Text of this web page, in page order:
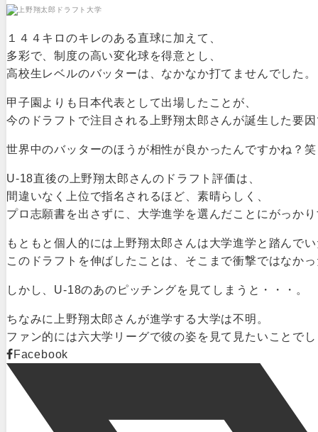
１４４キロのキレのある直球に加えて、
多彩で、制度の高い変化球を得意とし、
高校生レベルのバッターは、なかなか打てませんでした。
甲子園よりも日本代表として出場したことが、
今のドラフトで注目される上野翔太郎さんが誕生した要
世界中のバッターのほうが相性が良かったんですかね？笑
U-18直後の上野翔太郎さんのドラフト評価は、
間違いなく上位で指名されるほど、素晴らしく、
プロ志願書を出さずに、大学進学を選んだことにがっか
もともと個人的には上野翔太郎さんは大学進学と踏んで
このドラフトを伸ばしたことは、そこまで衝撃ではなか
しかし、U-18のあのピッチングを見てしまうと・・・。
ちなみに上野翔太郎さんが進学する大学は不明。
ファン的には六大学リーグで彼の姿を見て見たいことで
Facebook